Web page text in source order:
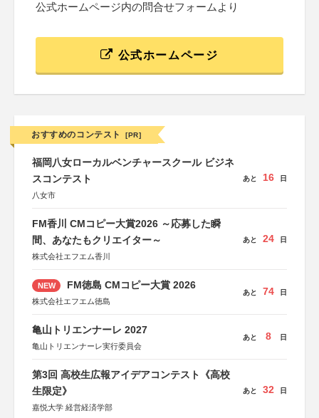
公式ホームページ内の問合せフォームより
公式ホームページ
おすすめのコンテスト [PR]
福岡八女ローカルベンチャースクール ビジネ
スコンテスト
八女市
あと 16 日
FM香川 CMコピー大賞2026 ～応募した瞬
間、あなたもクリエイター～
株式会社エフエム香川
あと 24 日
NEW FM徳島 CMコピー大賞 2026
株式会社エフエム徳島
あと 74 日
亀山トリエンナーレ 2027
亀山トリエンナーレ実行委員会
あと 8 日
第3回 高校生広報アイデアコンテスト《高校
生限定》
嘉悦大学 経営経済学部
あと 32 日